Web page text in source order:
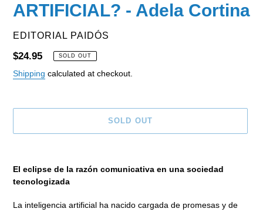
ARTIFICIAL? - Adela Cortina
VENDOR
EDITORIAL PAIDÓS
Regular
price
$24.95 SOLD OUT
Shipping calculated at checkout.
SOLD OUT
cart
El eclipse de la razón comunicativa en una sociedad
tecnologizada
La inteligencia artificial ha nacido cargada de promesas y de